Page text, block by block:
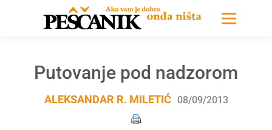
Putovanje pod nadzorom
ALEKSANDAR R. MILETIĆ 08/09/2013